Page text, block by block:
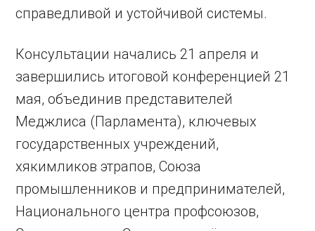
справедливой и устойчивой системы.
Консультации начались 21 апреля и
завершились итоговой конференцией 21
мая, объединив представителей
Меджлиса (Парламента), ключевых
государственных учреждений,
хякимликов этрапов, Союза
промышленников и предпринимателей,
Национального центра профсоюзов,